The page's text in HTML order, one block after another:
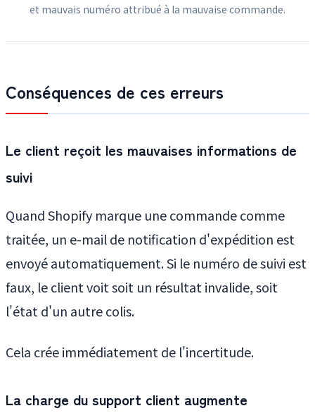
et mauvais numéro attribué à la mauvaise commande.
Conséquences de ces erreurs
Le client reçoit les mauvaises informations de
suivi
Quand Shopify marque une commande comme
traitée, un e-mail de notification d'expédition est
envoyé automatiquement. Si le numéro de suivi est
faux, le client voit soit un résultat invalide, soit
l'état d'un autre colis.
Cela crée immédiatement de l'incertitude.
La charge du support client augmente